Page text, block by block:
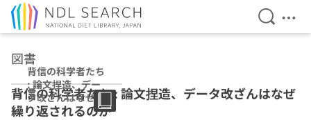
Open
図書
背信の科学者たち
: 論文捏造、デー
タ改ざんはなぜ繰
り返されるのか
背信の科学者たち : 論文捏造、データ改ざんはなぜ
繰り返されるのか